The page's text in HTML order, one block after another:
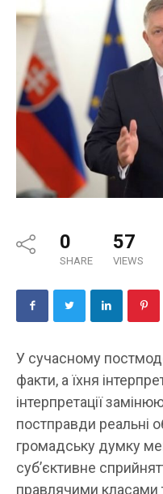
0
SHARE
57
VIEWS
У сучасному
факти, а їхня
інтерпретації
постправди реальні
громадську думку
суб’єктивне
правлячими класами